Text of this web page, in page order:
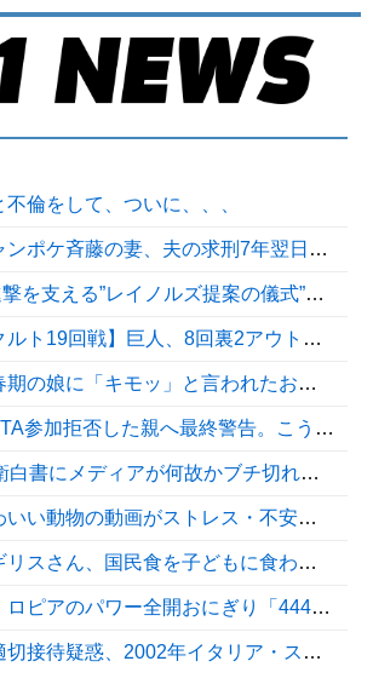
倫をして、ついに、、、
斉藤の妻、夫の求刑7年翌日にウキウキでInstagram更新
提案の儀式” 決勝2ランの宮下が明かす「儀式を始めてから、チームが一つになっている」
回裏2アウト二塁から松本剛のタイムリーツーベースでリードを4点に広げる！！！！！！！！他
「キモッ」と言われたお父さん、グレるｗｗｗｗｗｗｗ
拒否した親へ最終警告。こうなってもいい？」
が何故かブチ切れている模様、躍起になって批判するも逆に有権者からは……
動画がストレス・不安の軽減になる可能性。英大学の研究で実証
、国民食を子どもに食わせるのを諦めるｗｗｗｗｗｗｗ
のパワー全開おにぎり「444円」がコチラｗｗｗｗｗ
イタリア・スペイン戦で『韓国に奪われた』と欧州の大手メディアが一斉に報道！」